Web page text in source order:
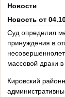
Новости
Новость от
Суд определил
принуждения в
массовой драки
Кировский